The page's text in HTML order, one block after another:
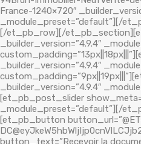
France-1240×720″
_module_preset=”default”][/
[/et_pb_row][/
_builder_version=”4.9.4″
_builder_version=”4.9.4″
_builder_version=”4.9.4″
[et_pb_post_slider
_module_preset=”default”][/
[et_pb_button
button_text=”Recevoir la